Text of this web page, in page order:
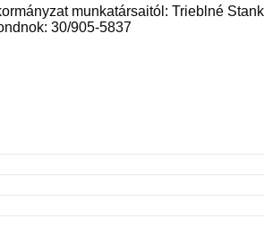
munkatársaitól: Trieblné
30/905-5837